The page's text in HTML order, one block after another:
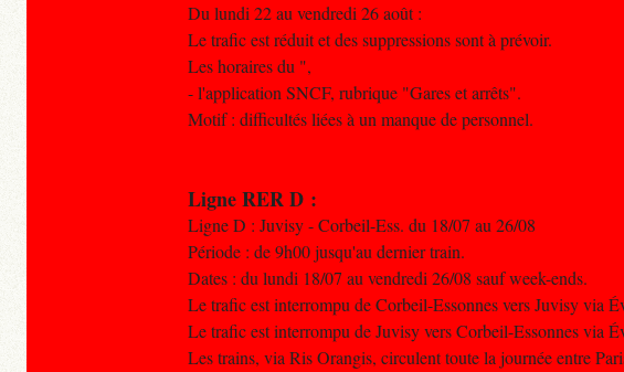
Du lundi 22 au vendredi 26 août :
Le trafic est réduit et des suppressions sont à prévoir.
Les horaires du ",
- l'application SNCF, rubrique "Gares et arrêts".
Motif : difficultés liées à un manque de personnel.
Ligne RER D :
Ligne D : Juvisy - Corbeil-Ess. du 18/07 au 26/08
Période : de 9h00 jusqu'au dernier train.
Dates : du lundi 18/07 au vendredi 26/08 sauf week-ends.
Le trafic est interrompu de Corbeil-Essonnes vers Juvisy via
Le trafic est interrompu de Juvisy vers Corbeil-Essonnes via
Les trains, via Ris Orangis, circulent toute la journée entre